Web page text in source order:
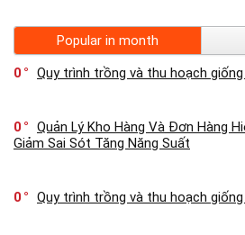
Popular in month
0
Quy trình trồng và thu hoạch
0
Quản Lý Kho Hàng Và Đơn Hàng
Giảm Sai Sót Tăng Năng Suất
0 Quy trình trồng và thu hoạch giống